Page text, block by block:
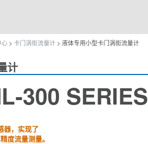
心 > 卡门涡街流量计 > 液体专用小型卡门涡街流量计
计
300 SERIES
器，实现了
度流量测量。